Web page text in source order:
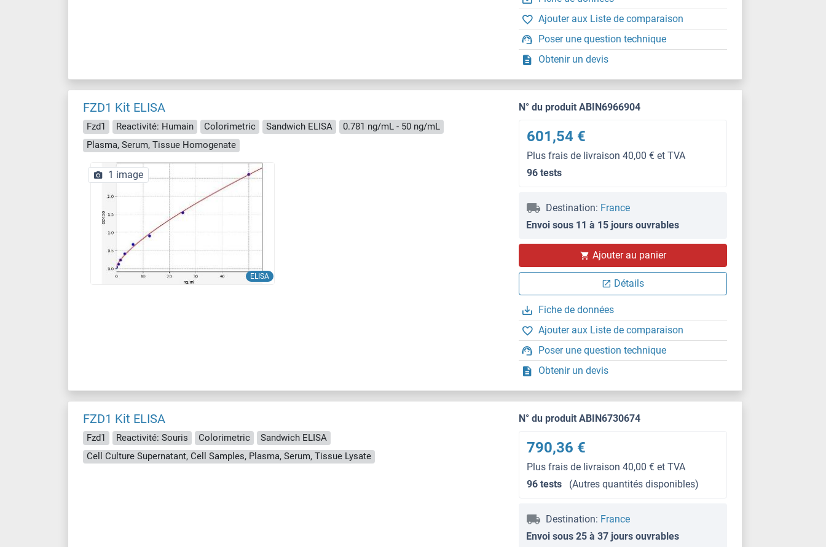
Ajouter aux Liste de comparaison
Poser une question technique
Obtenir un devis
FZD1 Kit ELISA
Fzd1 Reactivité: Humain Colorimetric Sandwich ELISA
0.781 ng/mL - 50 ng/mL
Plasma, Serum, Tissue Homogenate
ELISA
1 image
N° du produit ABIN6966904
601,54 €
Plus frais de livraison 40,00 € et TVA
96 tests
Destination: France
Envoi sous 11 à 15 jours ouvrables
Ajouter au panier
Détails
Fiche de données
Ajouter aux Liste de comparaison
Poser une question technique
Obtenir un devis
FZD1 Kit ELISA
Fzd1 Reactivité: Souris Colorimetric
Sandwich ELISA
Cell Culture Supernatant, Cell Samples, Plasma, Serum, Tissue Lysate
N° du produit ABIN6730674
790,36 €
Plus frais de livraison 40,00 € et TVA
96 tests
(Autres quantités disponibles)
Destination: France
Envoi sous 25 à 37 jours ouvrables